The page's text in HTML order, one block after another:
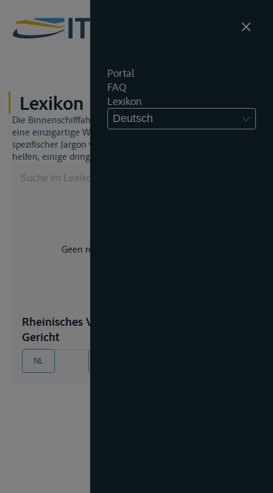
Portal
FAQ
Lexikon
Deutsch
Lexikon
Die Binnenschifffahrt und das Binnenschifffahrtsrecht sind
eine einzigartige Welt. Dies bedeutet, dass häufig ein
spezifischer Jargon verwendet wird. Dieses Lexikon wird Ihnen
helfen, einige dringend benötigte Begriffe zu beherrschen.
Geen resultaat voor uw zoekopdracht.
Rheinisches Verfahrensrecht Rheinisches
Gericht
NL